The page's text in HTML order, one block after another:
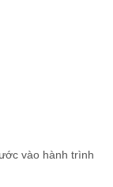
vào hành trình